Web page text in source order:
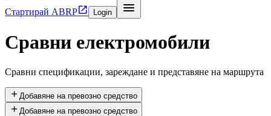
Стартирай ABRP Login 
Сравни електромобили
Сравни спецификации, зареждане и представяне на маршрута
 Добавяне на превозно средство
 Добавяне на превозно средство